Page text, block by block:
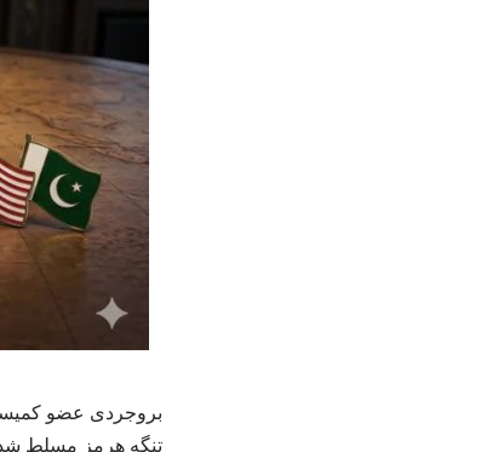
بروجردی عضو
تنگه هرمز مسلط